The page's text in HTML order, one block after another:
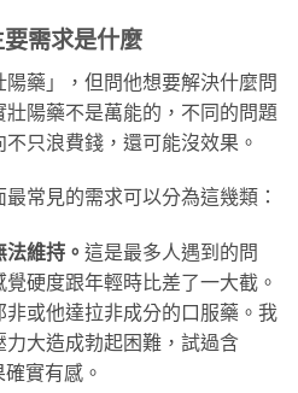
需求是什麼
藥」，但問他想要解決什麼問
陽藥不是萬能的，不同的問題
只浪費錢，還可能沒效果。
常見的需求可以分為這幾類：
維持。 這是最多人遇到的問
硬度跟年輕時比差了一大截。
或他達拉非成分的口服藥。我
大造成勃起困難，試過含
實有感。